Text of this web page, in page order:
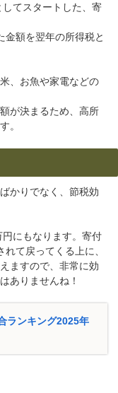
てスタートした、寄
金額を翌年の所得税と
、お魚や家電などの
が決まるため、高所
。
かりでなく、節税効
にもなります。寄付
て戻ってくる上に、
ますので、非常に効
ありませんね！
ランキング2025年